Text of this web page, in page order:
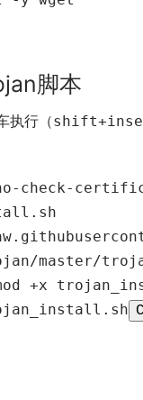
脚本
执行（
- check-
.
master/
+x
. sh